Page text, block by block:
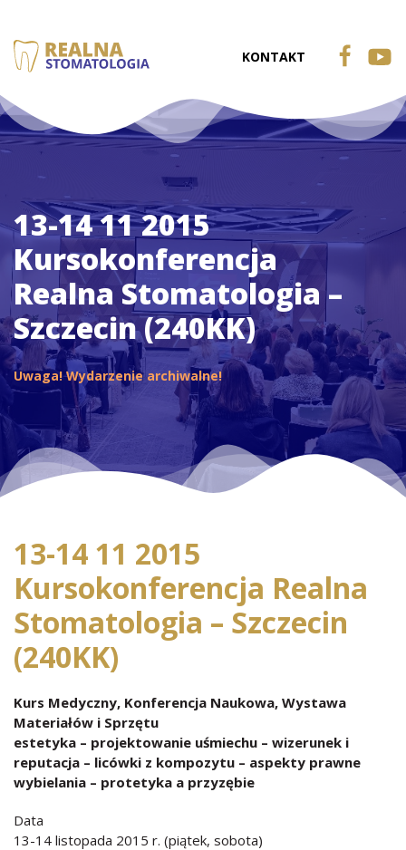
KONTAKT
13-14 11 2015
Kursokonferencja
Realna Stomatologia –
Szczecin (240KK)
Uwaga! Wydarzenie archiwalne!
13-14 11 2015
Kursokonferencja Realna
Stomatologia – Szczecin
(240KK)
Kurs Medyczny, Konferencja Naukowa, Wystawa
Materiałów i Sprzętu
estetyka – projektowanie uśmiechu – wizerunek i
reputacja – licówki z kompozytu – aspekty prawne
wybielania – protetyka a przyzębie
Data
13-14 listopada 2015 r. (piątek, sobota)